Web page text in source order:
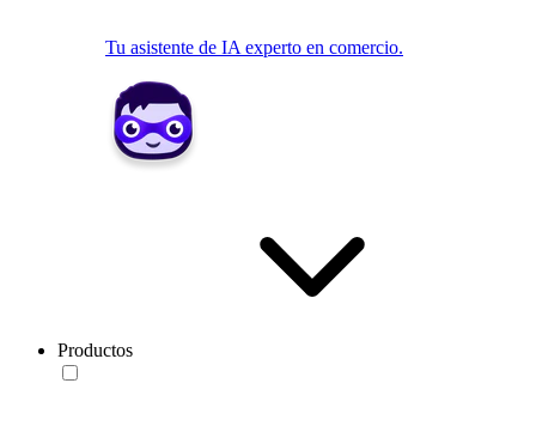
Tu asistente de IA experto en comercio.
Productos